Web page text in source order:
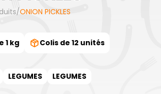
/ONION PICKLES
1 kg Colis de 12 unités
LEGUMES LEGUMES